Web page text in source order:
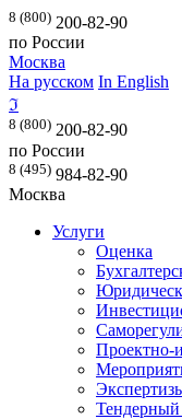
8 (800) 200-82-90
по России
Москва
На русском In English
ℑ
8 (800) 200-82-90
по России
8 (495) 984-82-90
Москва
Услуги
Оценка
Проектно-
Тендерный